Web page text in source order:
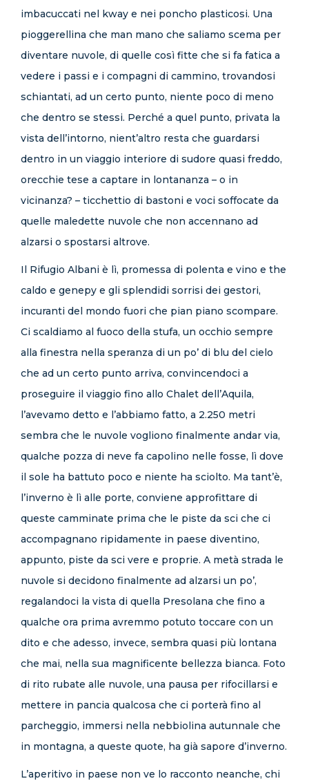
imbacuccati nel kway e nei poncho plasticosi. Una
pioggerellina che man mano che saliamo scema per
diventare nuvole, di quelle così fitte che si fa fatica a
vedere i passi e i compagni di cammino, trovandosi
schiantati, ad un certo punto, niente poco di meno
che dentro se stessi. Perché a quel punto, privata la
vista dell’intorno, nient’altro resta che guardarsi
dentro in un viaggio interiore di sudore quasi freddo,
orecchie tese a captare in lontananza – o in
vicinanza? – ticchettio di bastoni e voci soffocate da
quelle maledette nuvole che non accennano ad
alzarsi o spostarsi altrove.
Il Rifugio Albani è lì, promessa di polenta e vino e the
caldo e genepy e gli splendidi sorrisi dei gestori,
incuranti del mondo fuori che pian piano scompare.
Ci scaldiamo al fuoco della stufa, un occhio sempre
alla finestra nella speranza di un po’ di blu del cielo
che ad un certo punto arriva, convincendoci a
proseguire il viaggio fino allo Chalet dell’Aquila,
l’avevamo detto e l’abbiamo fatto, a 2.250 metri
sembra che le nuvole vogliono finalmente andar via,
qualche pozza di neve fa capolino nelle fosse, lì dove
il sole ha battuto poco e niente ha sciolto. Ma tant’è,
l’inverno è lì alle porte, conviene approfittare di
queste camminate prima che le piste da sci che ci
accompagnano ripidamente in paese diventino,
appunto, piste da sci vere e proprie. A metà strada le
nuvole si decidono finalmente ad alzarsi un po’,
regalandoci la vista di quella Presolana che fino a
qualche ora prima avremmo potuto toccare con un
dito e che adesso, invece, sembra quasi più lontana
che mai, nella sua magnificente bellezza bianca. Foto
di rito rubate alle nuvole, una pausa per rifocillarsi e
mettere in pancia qualcosa che ci porterà fino al
parcheggio, immersi nella nebbiolina autunnale che
in montagna, a queste quote, ha già sapore d’inverno.
L’aperitivo in paese non ve lo racconto neanche, chi